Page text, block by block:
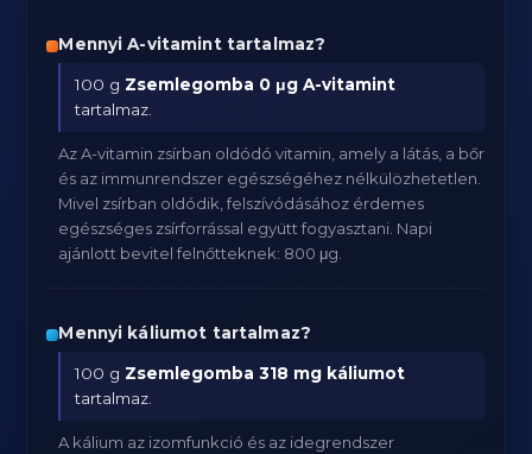
Mennyi A-vitamint tartalmaz?
100 g Zsemlegomba 0 μg A-vitamint
tartalmaz.
Az A-vitamin zsírban oldódó vitamin, amely a látás, a bőr
és az immunrendszer egészségéhez nélkülözhetetlen.
Mivel zsírban oldódik, felszívódásához érdemes
egészséges zsírforrással együtt fogyasztani. Napi
ajánlott bevitel felnőtteknek: 800 μg.
Mennyi káliumot tartalmaz?
100 g Zsemlegomba 318 mg káliumot
tartalmaz.
A kálium az izomfunkció és az idegrendszer